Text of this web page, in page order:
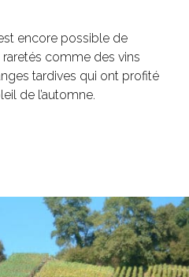
encore possible de
comme des vins
tardives qui ont profité
de l’automne.